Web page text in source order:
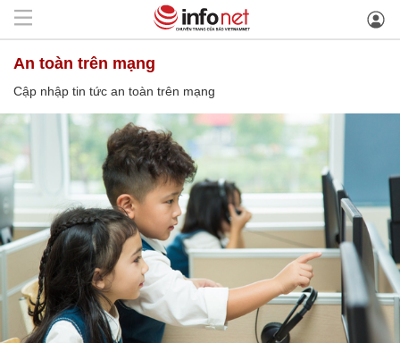
an toàn trên mạng
Cập nhập tin tức an toàn trên mạng